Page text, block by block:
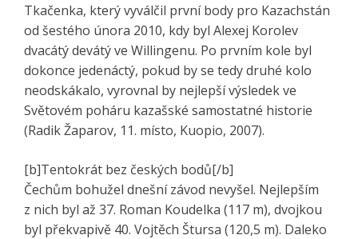
Tkačenka, který vyválčil první body pro Kazachstán
od šestého února 2010, kdy byl Alexej Korolev
dvacátý devátý ve Willingenu. Po prvním kole byl
dokonce jedenáctý, pokud by se tedy druhé kolo
neodskákalo, vyrovnal by nejlepší výsledek ve
Světovém poháru kazašské samostatné historie
(Radik Žaparov, 11. místo, Kuopio, 2007).
[b]Tentokrát bez českých bodů[/b]
Čechům bohužel dnešní závod nevyšel. Nejlepším
z nich byl až 37. Roman Koudelka (117 m), dvojkou
byl překvapivě 40. Vojtěch Štursa (120,5 m). Daleko